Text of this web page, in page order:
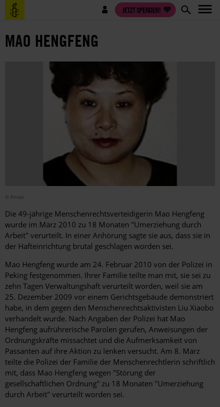
Direkt
zum
Benutzermenü JETZT SPENDEN!
MAO HENGFENG
© Privat
Die 49-jährige Menschenrechtsverteidigerin Mao Hengfeng
wurde im März 2010 zu 18 Monaten "Umerziehung durch
Arbeit" verurteilt. In einer Anhörung sagte sie aus, dass sie in
der Hafteinrichtung brutal geschlagen worden sei.
Mao Hengfeng wurde am 24. Februar 2010 von der Polizei in
Peking festgenommen. Ihrer Familie teilte man mit, sie sei zu
zehn Tagen Verwaltungshaft verurteilt worden, weil sie am
25. Dezember 2009 vor einem Gerichtsgebäude demonstriert
habe, in dem gegen den Menschenrechtsaktivisten Liu Xiaobo
verhandelt wurde. Nach Angaben der Polizei hat Mao
Hengfeng aufrührerische Parolen gerufen, Anweisungen der
Ordnungskräfte missachtet und die Aufmerksamkeit von
Passanten auf ihre Aktion zu lenken versucht. Am 8. März
teilte die Polizei der Familie der Menschenrechtlerin schriftlich
mit, dass Mao Hengfeng wegen "Störung der
gesellschaftlichen Ordnung" zu 18 Monaten "Umerziehung
durch Arbeit" verurteilt worden sei.